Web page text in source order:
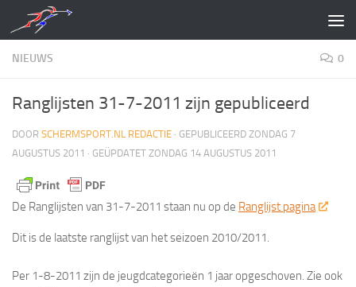
Doorgaan naar inhoud
NIEUWS 0
Ranglijsten 31-7-2011 zijn gepubliceerd
DOOR SCHERMSPORT.NL REDACTIE · GEPUBLICEERD ZONDAG 7
AUGUSTUS 2011 · GEÜPDATET ZONDAG 14 AUGUSTUS 2011
De Ranglijsten van 31-7-2011 staan nu op de Ranglijst pagina
Dit is de laatste ranglijst van het seizoen 2010/2011.
Per 1-8-2011 zijn de jeugdcategorieën 1 jaar opgeschoven. Zie ook